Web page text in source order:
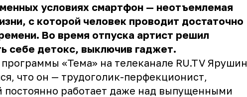
условиях смартфон — неотъемлемая
с которой человек проводит достаточно
Во время отпуска артист решил
себе детокс, выключив гаджет.
«Тема» на телеканале RU.TV Ярушин
что он — трудоголик-перфекционист,
постоянно работает даже над выпущенными